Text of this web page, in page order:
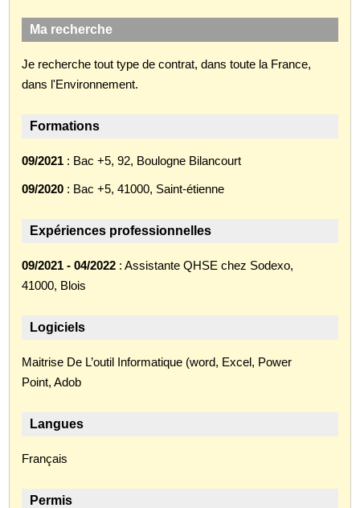
Ma recherche
Je recherche tout type de contrat, dans toute la France,
dans l'Environnement.
Formations
09/2021 : Bac +5, 92, Boulogne Bilancourt
09/2020 : Bac +5, 41000, Saint-étienne
Expériences professionnelles
09/2021 - 04/2022 : Assistante QHSE chez Sodexo,
41000, Blois
Logiciels
Maitrise De L’outil Informatique (word, Excel, Power
Point, Adob
Langues
Français
Permis